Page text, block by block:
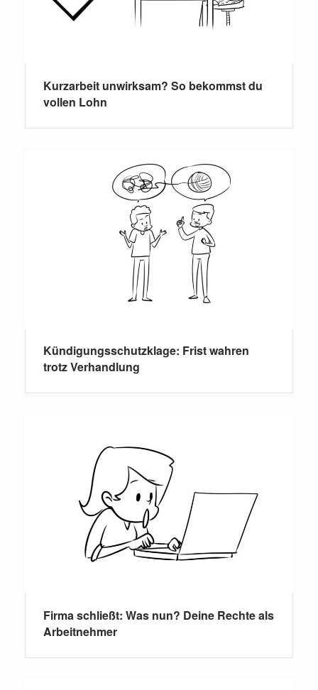
Kurzarbeit unwirksam? So bekommst du
vollen Lohn
Kündigungsschutzklage: Frist wahren
trotz Verhandlung
Firma schließt: Was nun? Deine Rechte als
Arbeitnehmer